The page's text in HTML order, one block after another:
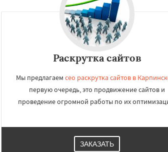
Раскрутка сайтов
Мы предлагаем сео раскрутка сайтов в
первую очередь, это продвижение сайтов и
проведение огромной работы по их
ЗАКАЗАТЬ